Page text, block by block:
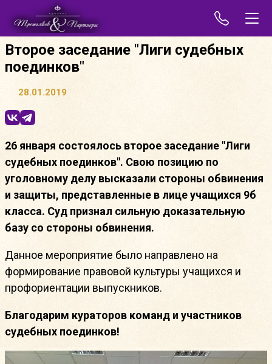
Второе заседание "Лиги судебных
поединков"
28.01.2019
26 января состоялось второе заседание "Лиги
судебных поединков". Свою позицию по
уголовному делу высказали стороны обвинения
и защиты, представленные в лице учащихся 9б
класса. Суд признал сильную доказательную
базу со стороны обвинения.
Данное мероприятие было направлено на
формирование правовой культуры учащихся и
профориентации выпускников.
Благодарим кураторов команд и участников
судебных поединков!